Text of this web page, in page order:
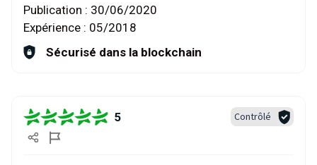
Publication : 30/06/2020
Expérience : 05/2018
Sécurisé dans la blockchain
5 Contrôlé